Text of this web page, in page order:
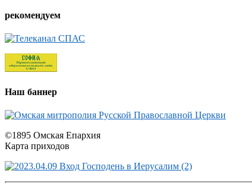
рекомендуем
Наш баннер
©1895 Омская Епархия
Карта приходов